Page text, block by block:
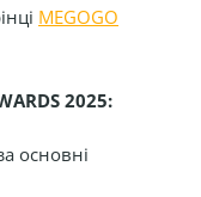
MEGOGO
2025:
основні